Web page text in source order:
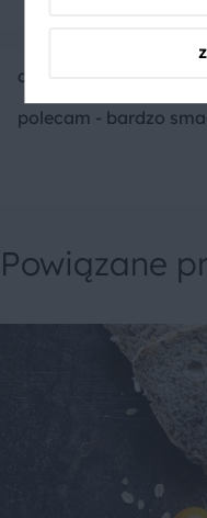
annaolejarz
polecam - bardzo
Powiązane